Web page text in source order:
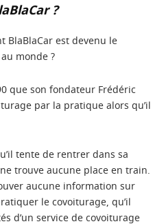
?
BlaBlaCar est devenu le
monde ?
que son fondateur Frédéric
par la pratique alors qu’il
tente de rentrer dans sa
trouve aucune place en train.
aucune information sur
le covoiturage, qu’il
d’un service de covoiturage